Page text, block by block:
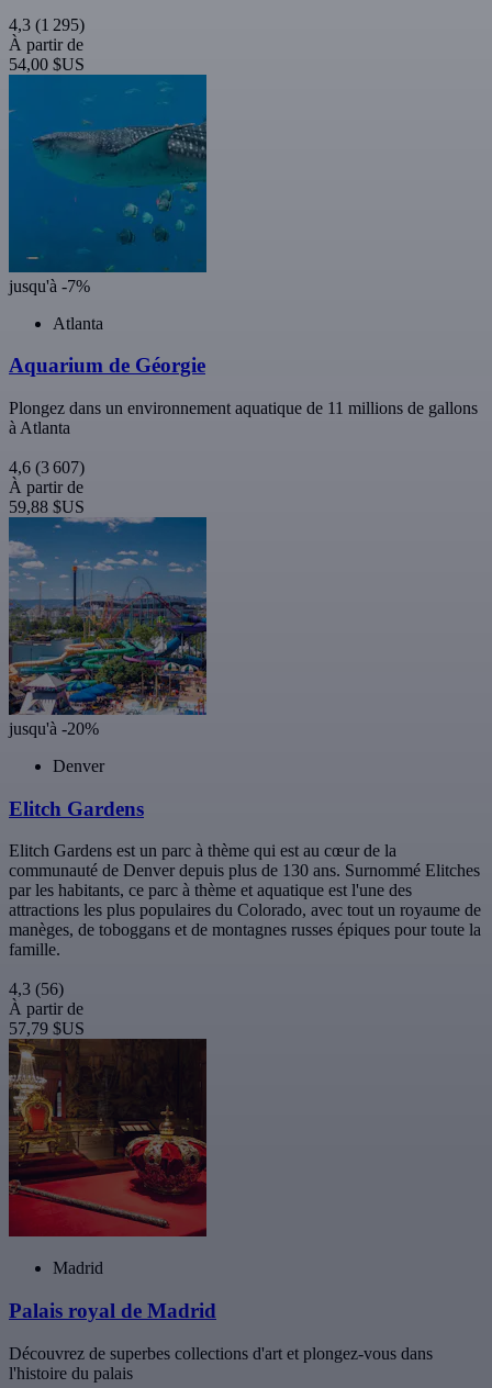
4,3 (1 295)
À partir de
54,00 $US
jusqu'à -7%
Atlanta
Aquarium de Géorgie
Plongez dans un environnement aquatique de 11 millions de gallons
à Atlanta
4,6 (3 607)
À partir de
59,88 $US
jusqu'à -20%
Denver
Elitch Gardens
Elitch Gardens est un parc à thème qui est au cœur de la
communauté de Denver depuis plus de 130 ans. Surnommé Elitches
par les habitants, ce parc à thème et aquatique est l'une des
attractions les plus populaires du Colorado, avec tout un royaume de
manèges, de toboggans et de montagnes russes épiques pour toute la
famille.
4,3 (56)
À partir de
57,79 $US
Madrid
Palais royal de Madrid
Découvrez de superbes collections d'art et plongez-vous dans
l'histoire du palais